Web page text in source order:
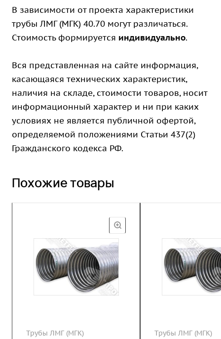
В зависимости от проекта характеристики
трубы ЛМГ (МГК) 40.70 могут различаться.
Стоимость формируется индивидуально.
Вся представленная на сайте информация,
касающаяся технических характеристик,
наличия на складе, стоимости товаров, носит
информационный характер и ни при каких
условиях не является публичной офертой,
определяемой положениями Статьи 437(2)
Гражданского кодекса РФ.
Похожие товары
Трубы ЛМГ (МГК) Трубы ЛМГ (МГК)